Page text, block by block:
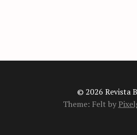
© 2026 Revista
Theme: Felt by